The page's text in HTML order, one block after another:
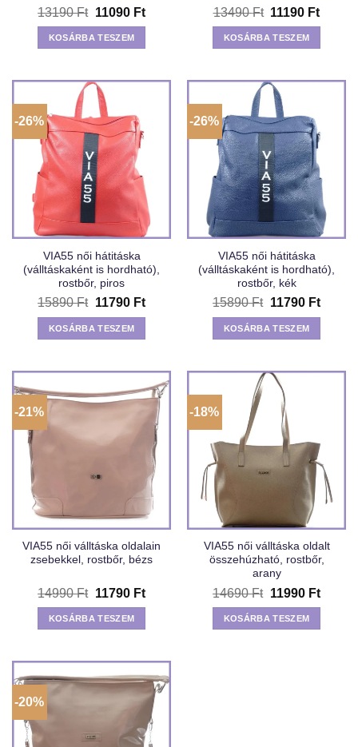
13190Ft Original
price
was:
13190 Ft.
11090 FtCurrent
price
11090 Ft.
KOSÁRBA TESZEM
13490Ft Original
price
was:
13490 Ft.
11190 Ft
price
11190
KOSÁRBA TESZEM
-26%
VIA55 női hátitáska
(válltáskaként is hordható),
rostbőr, piros
15890Ft Original
price
was:
15890 Ft.
11790 FtCurrent
price
11790 Ft.
KOSÁRBA TESZEM
-26%
VIA55 női hátitáska
(válltáskaként is hordható),
rostbőr, kék
15890Ft Original
price
was:
15890 Ft.
11790 Ft
price
11790
KOSÁRBA TESZEM
-21%
VIA55 női válltáska oldalain
zsebekkel, rostbőr, bézs
14990Ft Original
price
was:
14990 Ft.
11790 FtCurrent
price
11790 Ft.
KOSÁRBA TESZEM
-18%
VIA55 női válltáska oldalt
összehúzható, rostbőr,
arany
14690Ft Original
price
was:
14690 Ft.
11990 Ft
price
11990
KOSÁRBA TESZEM
-20%